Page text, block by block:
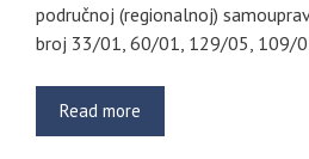
područnoj (regionalnoj)
broj 33/01, 60/01, 129/05, 109/
Read more